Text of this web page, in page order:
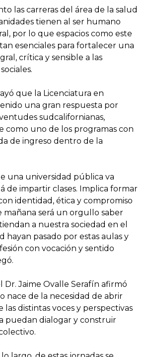
las carreras del área de la salud
tienen al ser humano
por lo que espacios como este
esenciales para fortalecer una
crítica y sensible a las
que la Licenciatura en
una gran respuesta por
sudcalifornianas,
como uno de los programas con
de ingreso dentro de la
una universidad pública va
de impartir clases. Implica formar
identidad, ética y compromiso
mañana será un orgullo saber
a nuestra sociedad en el
hayan pasado por estas aulas y
con vocación y sentido
Dr. Jaime Ovalle Serafín afirmó
nace de la necesidad de abrir
las distintas voces y perspectivas
puedan dialogar y construir